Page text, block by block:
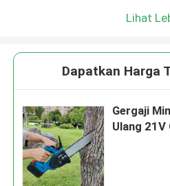
Lihat
Dapatkan Harga
Gergaji
Ulang 21V